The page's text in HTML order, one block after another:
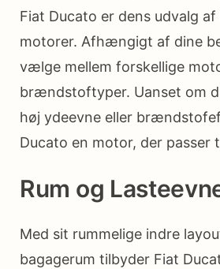
Fiat Ducato er dens udvalg
motorer. Afhængigt af dine
vælge mellem forskellige
brændstoftyper. Uanset om
høj ydeevne eller
Ducato en motor, der passer
Rum og
Med sit rummelige indre
bagagerum tilbyder Fiat